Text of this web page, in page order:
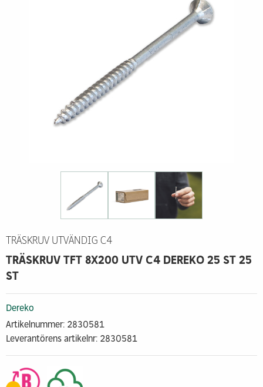
TRÄSKRUV UTVÄNDIG C4
TRÄSKRUV TFT 8X200 UTV C4 DEREKO 25 ST 25
ST
Dereko
Artikelnummer: 2830581
Leverantörens artikelnr: 2830581